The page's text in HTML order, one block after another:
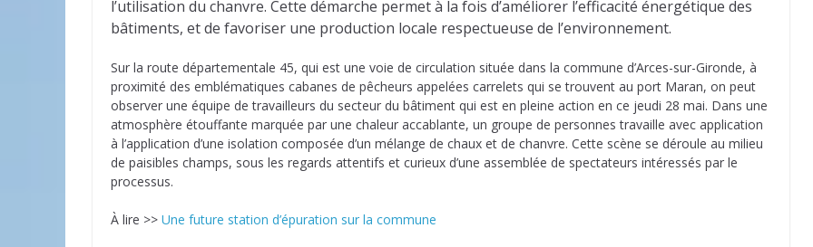
l’utilisation du chanvre. Cette démarche permet à la fois d’améliorer l’efficacité énergétique des
bâtiments, et de favoriser une production locale respectueuse de l’environnement.
Sur la route départementale 45, qui est une voie de circulation située dans la commune d’Arces-sur-Gironde, à
proximité des emblématiques cabanes de pêcheurs appelées carrelets qui se trouvent au port Maran, on peut
observer une équipe de travailleurs du secteur du bâtiment qui est en pleine action en ce jeudi 28 mai. Dans une
atmosphère étouffante marquée par une chaleur accablante, un groupe de personnes travaille avec application
à l’application d’une isolation composée d’un mélange de chaux et de chanvre. Cette scène se déroule au milieu
de paisibles champs, sous les regards attentifs et curieux d’une assemblée de spectateurs intéressés par le
processus.
À lire >> Une future station d’épuration sur la commune